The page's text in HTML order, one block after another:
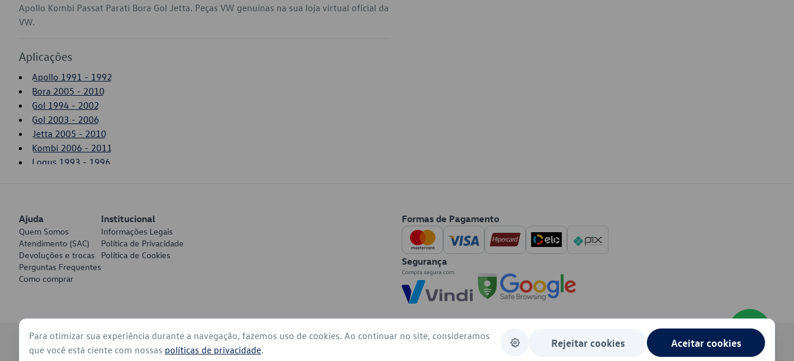
Apollo Kombi Passat Parati Bora Gol Jetta. Peças VW genuínas na sua loja virtual oficial da
VW.
Aplicações
Apollo 1991 - 1992
Bora 2005 - 2010
Gol 1994 - 2002
Gol 2003 - 2006
Jetta 2005 - 2010
Kombi 2006 - 2011
Logus 1993 - 1996
Saveiro 1994 - 2002
Saveiro 2003 - 2006
Ajuda
Quem Somos
Atendimento (SAC)
Devoluções e trocas
Perguntas Frequentes
Como comprar
Institucional
Informações Legais
Política de Privacidade
Política de Cookies
Formas de Pagamento
Segurança
© 2026 - Volkswagen do Brasil - Todos os direitos reservados
Para otimizar sua experiência durante a navegação, fazemos uso de cookies. Ao continuar no site, consideramos
que você está ciente com nossas políticas de privacidade.
Rejeitar cookies Aceitar cookies